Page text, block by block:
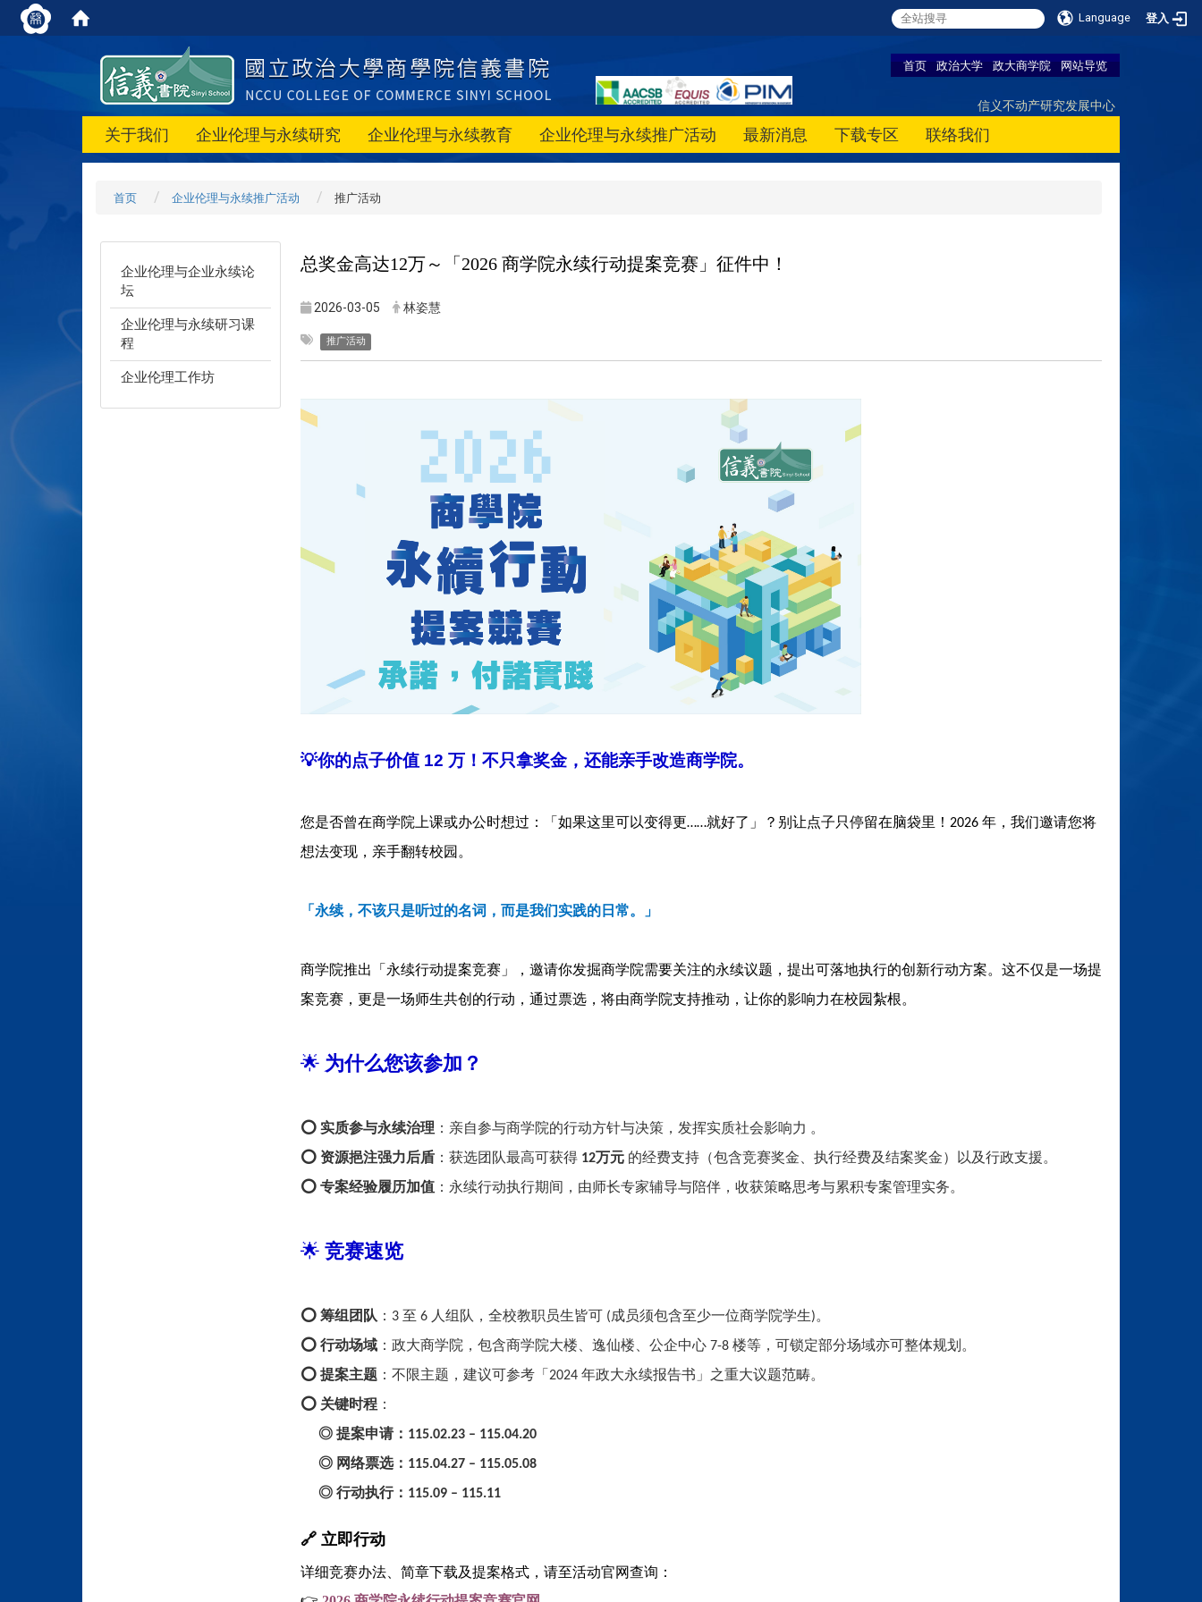
Language 登入
首页 政治大学 政大商学院 网站导览
信义不动产研究发展中心
关于我们 企业伦理与永续研究 企业伦理与永续教育 企业伦理与永续推广活动 最新消息 下载专区 联络我们
首页 企业伦理与永续推广活动 推广活动
企业伦理与企业永续论
坛
企业伦理与永续研习课
程
企业伦理工作坊
总奖金高达12万～「2026 商学院永续行动提案竞赛」征件中！
2026-03-05 林姿慧
推广活动
💡你的点子价值 12 万！不只拿奖金，还能亲手改造商学院。
您是否曾在商学院上课或办公时想过：「如果这里可以变得更……就好了」？别让点子只停留在脑袋里！ 2026 年，我们邀请您将
想法变现，亲手翻转校园。
「永续，不该只是听过的名词，而是我们实践的日常。」
商学院推出「永续行动提案竞赛」，邀请你发掘商学院需要关注的永续议题，提出可落地执行的创新行动方案。这不仅是一场提
案竞赛，更是一场师生共创的行动，通过票选，将由商学院支持推动，让你的影响力在校园紮根。
🌟 为什么您该参加？
⭕️ 实质参与永续治理 ：亲自参与商学院的行动方针与决策，发挥实质社会影响力 。
⭕️ 资源挹注强力后盾 ：获选团队最高可获得 12万元 的经费支持（包含竞赛奖金、执行经费及结案奖金）以及行政支援。
⭕️ 专案经验履历加值 ：永续行动执行期间，由师长专家辅导与陪伴，收获策略思考与累积专案管理实务。
🌟 竞赛速览
⭕️ 筹组团队 ： 3 至 6 人组队，全校教职员生皆可 (成员须包含至少一位商学院学生)。
⭕️ 行动场域 ：政大商学院，包含商学院大楼、逸仙楼、公企中心 7-8 楼等，可锁定部分场域亦可整体规划。
⭕️ 提案主题 ：不限主题，建议可参考「 2024 年政大永续报告书」之重大议题范畴。
⭕️ 关键时程 ：
◎ 提案申请： 115.02.23 – 115.04.20
◎ 网络票选： 115.04.27 – 115.05.08
◎ 行动执行： 115.09 – 115.11
🔗 立即行动
详细竞赛办法、简章下载及提案格式，请至活动官网查询：